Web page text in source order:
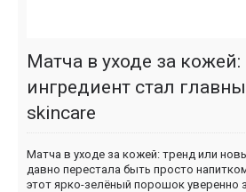
Матча в уходе за кожей:
ингредиент стал
skincare
Матча в уходе за кожей: тренд или
давно перестала быть просто
этот ярко-зелёный порошок уверенно